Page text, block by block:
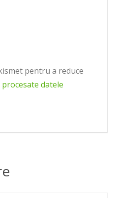
pentru a reduce
datele